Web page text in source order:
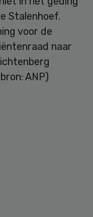
Stalenhoef.
voor de
naar
ANP)